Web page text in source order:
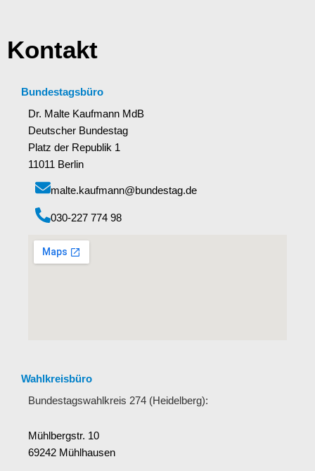
Kontakt
Bundestagsbüro
Dr. Malte Kaufmann MdB
Deutscher Bundestag
Platz der Republik 1
11011 Berlin
malte.kaufmann@bundestag.de
‭030-227 774 98‬
Wahlkreisbüro
Bundestagswahlkreis 274 (Heidelberg):
Mühlbergstr. 10
69242 Mühlhausen